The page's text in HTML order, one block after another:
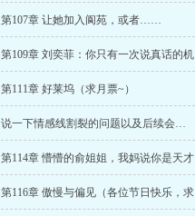
第107章 让她加入阆苑，或者……
第109章 刘奕菲：你只有一次说真话的机
第111章 好莱坞（求月票~）
说一下情感线割裂的问题以及后续会免费补几
第114章 懵懵的俞姐姐，我妈说你是天才
第116章 傲慢与偏见（各位节日快乐，求